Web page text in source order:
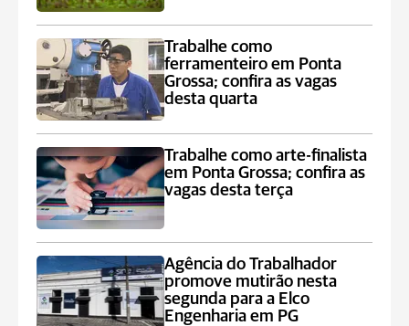
Trabalhe como
ferramenteiro em Ponta
Grossa; confira as vagas
desta quarta
Trabalhe como arte-finalista
em Ponta Grossa; confira as
vagas desta terça
Agência do Trabalhador
promove mutirão nesta
segunda para a Elco
Engenharia em PG